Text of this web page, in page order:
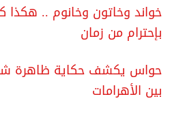
خواند وخاتون وخانوم .. هكذا
بإحترام من زمان
حواس يكشف حكاية ظاهرة
بين الأهرامات